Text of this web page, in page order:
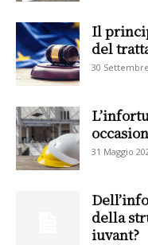
Il
del
30
31 Maggio
della
iuvant?